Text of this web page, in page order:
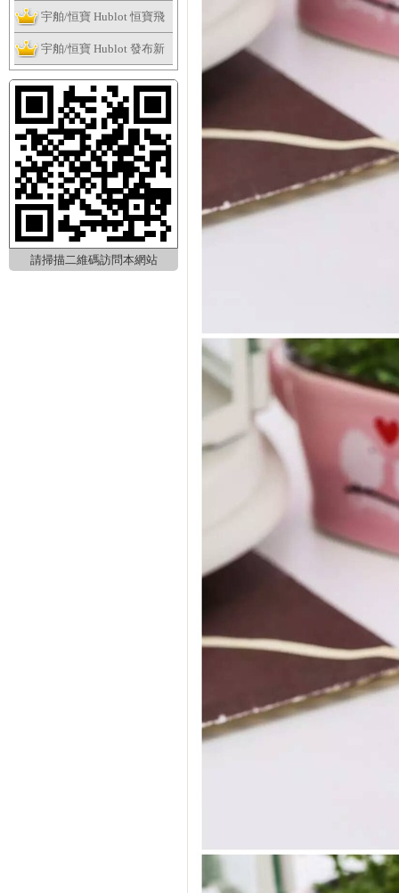
ublot Skull Bang系列
宇舶/恒寶 Hublot 恒寶飛
輪腕表、經典融合最新陀
飛輪腕表
宇舶/恒寶 Hublot 發布新
版Big Bang法拉利腕表
請掃描二維碼訪問本網站